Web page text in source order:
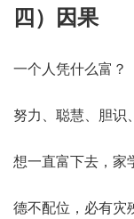
四）因果
一个人凭什么富？
努力、聪慧、胆
想一直富下去，家
德不配位，必有灾